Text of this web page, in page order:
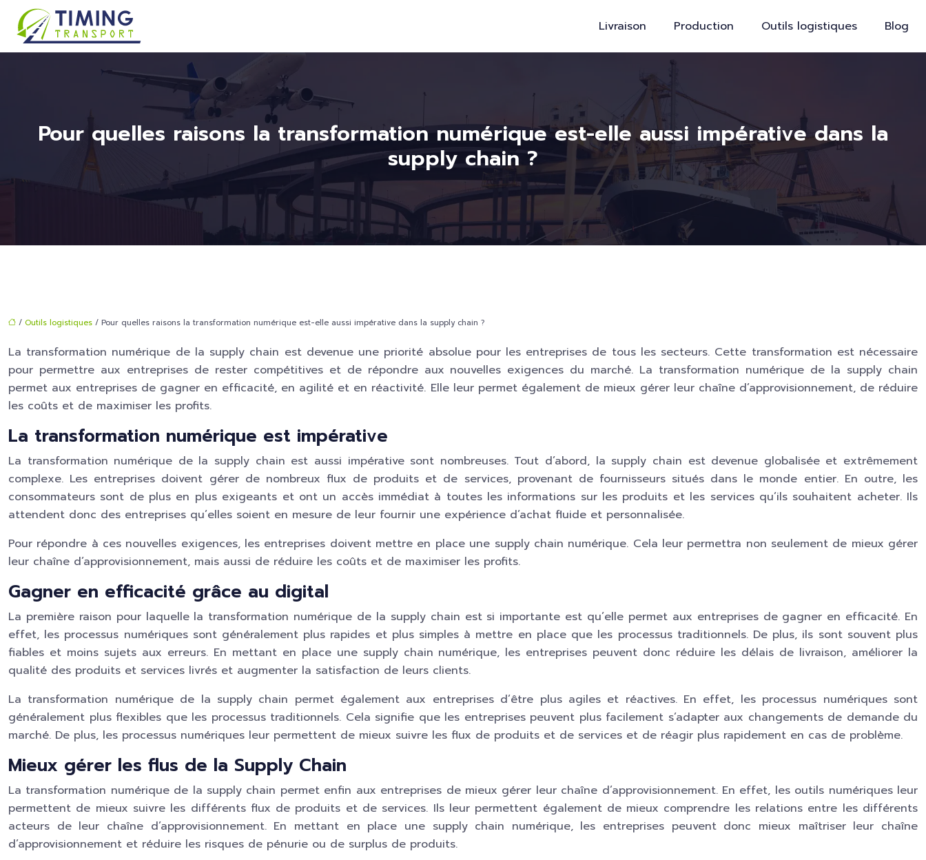
Livraison Production Outils logistiques Blog
Pour quelles raisons la transformation numérique est-elle aussi impérative dans la
supply chain ?
/ Outils logistiques / Pour quelles raisons la transformation numérique est-elle aussi impérative dans la supply chain ?
La transformation numérique de la supply chain est devenue une priorité absolue pour les entreprises de tous les secteurs. Cette transformation est nécessaire
pour permettre aux entreprises de rester compétitives et de répondre aux nouvelles exigences du marché. La transformation numérique de la supply chain
permet aux entreprises de gagner en efficacité, en agilité et en réactivité. Elle leur permet également de mieux gérer leur chaîne d’approvisionnement, de réduire
les coûts et de maximiser les profits.
La transformation numérique est impérative
La transformation numérique de la supply chain est aussi impérative sont nombreuses. Tout d’abord, la supply chain est devenue globalisée et extrêmement
complexe. Les entreprises doivent gérer de nombreux flux de produits et de services, provenant de fournisseurs situés dans le monde entier. En outre, les
consommateurs sont de plus en plus exigeants et ont un accès immédiat à toutes les informations sur les produits et les services qu’ils souhaitent acheter. Ils
attendent donc des entreprises qu’elles soient en mesure de leur fournir une expérience d’achat fluide et personnalisée.
Pour répondre à ces nouvelles exigences, les entreprises doivent mettre en place une supply chain numérique. Cela leur permettra non seulement de mieux gérer
leur chaîne d’approvisionnement, mais aussi de réduire les coûts et de maximiser les profits.
Gagner en efficacité grâce au digital
La première raison pour laquelle la transformation numérique de la supply chain est si importante est qu’elle permet aux entreprises de gagner en efficacité. En
effet, les processus numériques sont généralement plus rapides et plus simples à mettre en place que les processus traditionnels. De plus, ils sont souvent plus
fiables et moins sujets aux erreurs. En mettant en place une supply chain numérique, les entreprises peuvent donc réduire les délais de livraison, améliorer la
qualité des produits et services livrés et augmenter la satisfaction de leurs clients.
La transformation numérique de la supply chain permet également aux entreprises d’être plus agiles et réactives. En effet, les processus numériques sont
généralement plus flexibles que les processus traditionnels. Cela signifie que les entreprises peuvent plus facilement s’adapter aux changements de demande du
marché. De plus, les processus numériques leur permettent de mieux suivre les flux de produits et de services et de réagir plus rapidement en cas de problème.
Mieux gérer les flus de la Supply Chain
La transformation numérique de la supply chain permet enfin aux entreprises de mieux gérer leur chaîne d’approvisionnement. En effet, les outils numériques leur
permettent de mieux suivre les différents flux de produits et de services. Ils leur permettent également de mieux comprendre les relations entre les différents
acteurs de leur chaîne d’approvisionnement. En mettant en place une supply chain numérique, les entreprises peuvent donc mieux maîtriser leur chaîne
d’approvisionnement et réduire les risques de pénurie ou de surplus de produits.